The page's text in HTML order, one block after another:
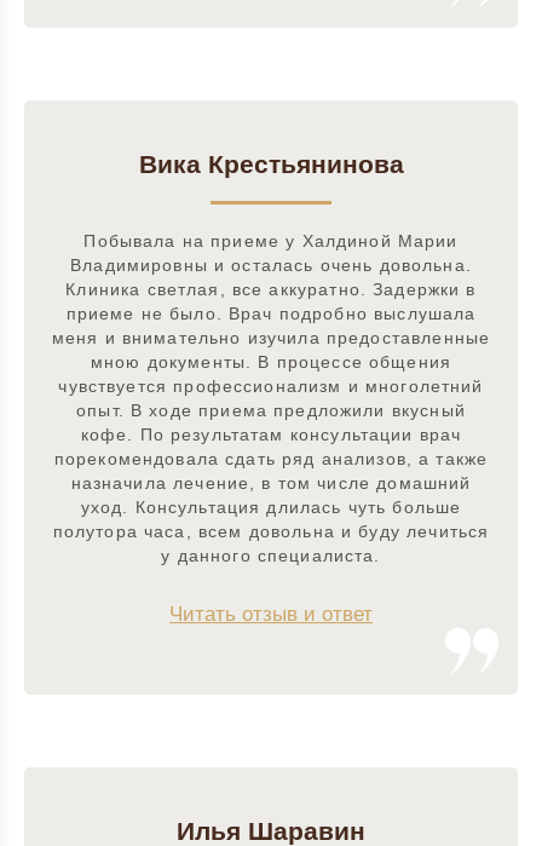
Вика Крестьянинова
Побывала на приеме у Халдиной Марии
Владимировны и осталась очень довольна.
Клиника светлая, все аккуратно. Задержки в
приеме не было. Врач подробно выслушала
меня и внимательно изучила предоставленные
мною документы. В процессе общения
чувствуется профессионализм и многолетний
опыт. В ходе приема предложили вкусный
кофе. По результатам консультации врач
порекомендовала сдать ряд анализов, а также
назначила лечение, в том числе домашний
уход. Консультация длилась чуть больше
полутора часа, всем довольна и буду лечиться
у данного специалиста.
Читать отзыв и ответ
Илья Шаравин